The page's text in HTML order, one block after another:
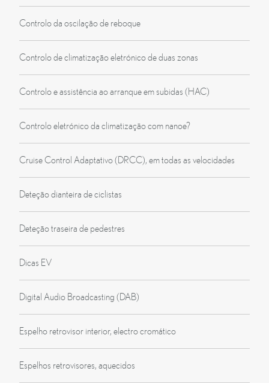
Controlo da oscilação de reboque
Controlo de climatização eletrónico de duas zonas
Controlo e assistência ao arranque em subidas (HAC)
Controlo eletrónico da climatização com nanoe?
Cruise Control Adaptativo (DRCC), em todas as velocidades
Deteção dianteira de ciclistas
Deteção traseira de pedestres
Dicas EV
Digital Audio Broadcasting (DAB)
Espelho retrovisor interior, electro cromático
Espelhos retrovisores, aquecidos